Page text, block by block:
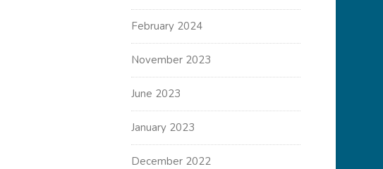
February 2024
November 2023
June 2023
January 2023
December 2022